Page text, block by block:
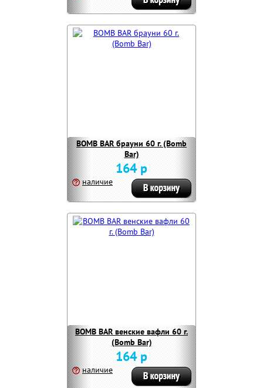
BOMB BAR брауни 60 г. (Bomb
Bar)
164 р
наличие
BOMB BAR венские вафли 60 г.
(Bomb Bar)
164 р
наличие